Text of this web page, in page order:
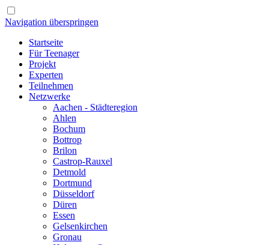
Navigation überspringen
Startseite
Für Teenager
Projekt
Experten
Teilnehmen
Netzwerke
Aachen - Städteregion
Ahlen
Bochum
Bottrop
Brilon
Castrop-Rauxel
Detmold
Dortmund
Düsseldorf
Düren
Essen
Gelsenkirchen
Gronau